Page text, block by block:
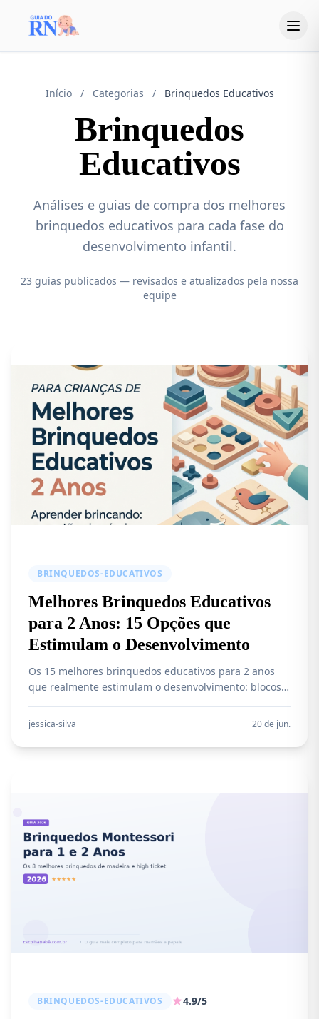
Início / Categorias / Brinquedos Educativos
Brinquedos
Educativos
Análises e guias de compra dos melhores
brinquedos educativos para cada fase do
desenvolvimento infantil.
23 guias publicados — revisados e atualizados pela nossa
equipe
BRINQUEDOS-EDUCATIVOS
Melhores Brinquedos Educativos
para 2 Anos: 15 Opções que
Estimulam o Desenvolvimento
Os 15 melhores brinquedos educativos para 2 anos
que realmente estimulam o desenvolvimento: blocos,
detalhadas e guia de compra.
jessica-silva 20 de jun.
BRINQUEDOS-EDUCATIVOS 4.9/5